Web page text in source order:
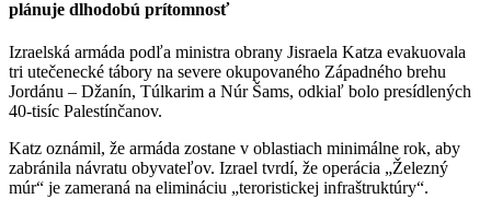
plánuje dlhodobú prítomnosť
Izraelská armáda podľa ministra obrany Jisraela Katza evakuovala
tri utečenecké tábory na severe okupovaného Západného brehu
Jordánu – Džanín, Túlkarim a Núr Šams, odkiaľ bolo presídlených
40-tisíc Palestínčanov.
Katz oznámil, že armáda zostane v oblastiach minimálne rok, aby
zabránila návratu obyvateľov. Izrael tvrdí, že operácia „Železný
múr“ je zameraná na elimináciu „teroristickej infraštruktúry“.